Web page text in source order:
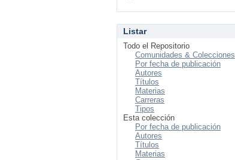
Listar
Todo el Repositorio
Comunidades & Colecciones
Por fecha de publicación
Autores
Títulos
Materias
Carreras
Tipos
Esta colección
Por fecha de publicación
Autores
Títulos
Materias